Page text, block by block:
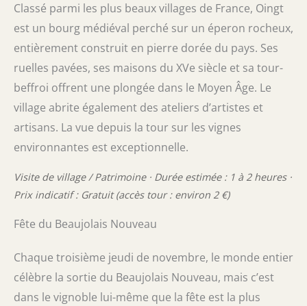
Classé parmi les plus beaux villages de France, Oingt
est un bourg médiéval perché sur un éperon rocheux,
entièrement construit en pierre dorée du pays. Ses
ruelles pavées, ses maisons du XVe siècle et sa tour-
beffroi offrent une plongée dans le Moyen Âge. Le
village abrite également des ateliers d’artistes et
artisans. La vue depuis la tour sur les vignes
environnantes est exceptionnelle.
Visite de village / Patrimoine · Durée estimée : 1 à 2 heures ·
Prix indicatif : Gratuit (accès tour : environ 2 €)
Fête du Beaujolais Nouveau
Chaque troisième jeudi de novembre, le monde entier
célèbre la sortie du Beaujolais Nouveau, mais c’est
dans le vignoble lui-même que la fête est la plus